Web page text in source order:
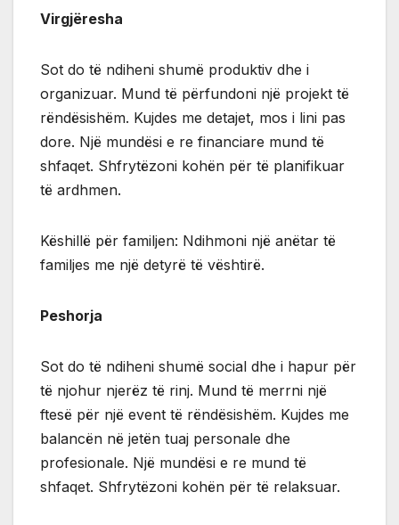
Virgjëresha
Sot do të ndiheni shumë produktiv dhe i
organizuar. Mund të përfundoni një projekt të
rëndësishëm. Kujdes me detajet, mos i lini pas
dore. Një mundësi e re financiare mund të
shfaqet. Shfrytëzoni kohën për të planifikuar
të ardhmen.
Këshillë për familjen: Ndihmoni një anëtar të
familjes me një detyrë të vështirë.
Peshorja
Sot do të ndiheni shumë social dhe i hapur për
të njohur njerëz të rinj. Mund të merrni një
ftesë për një event të rëndësishëm. Kujdes me
balancën në jetën tuaj personale dhe
profesionale. Një mundësi e re mund të
shfaqet. Shfrytëzoni kohën për të relaksuar.